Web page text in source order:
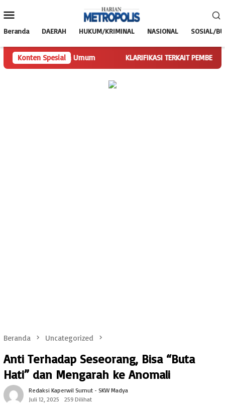
ke
Mobile
Beranda DAERAH HUKUM/KRIMINAL NASIONAL SOSIAL/
Konten Spesial
Tugas Ketua Umum KLARIFIKASI TERKAIT PEMBERITAAN
Beranda Uncategorized
Anti Terhadap Seseorang, Bisa “Buta
Hati” dan Mengarah ke Anomali
Redaksi Kaperwil Sumut - SKW Madya
Juli 12, 2025
259 Dilihat